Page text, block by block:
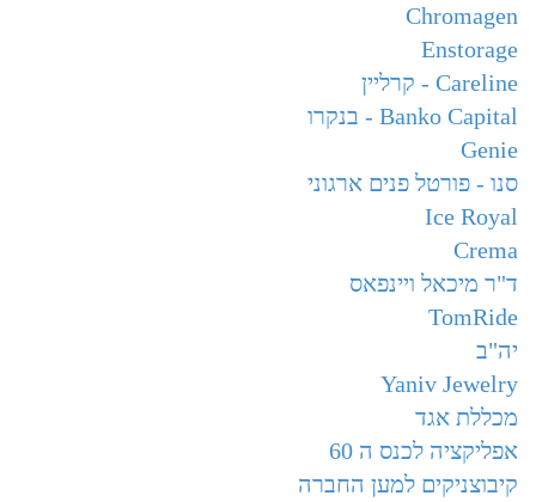
Chromagen
Enstorage
Careline - קרליין
Banko Capital - בנקרו
Genie
סנו - פורטל פנים ארגוני
Ice Royal
Crema
ד"ר מיכאל ויינפאס
TomRide
יה"ב
Yaniv Jewelry
מכללת אגד
אפליקציה לכנס ה 60
קיבוצניקים למען החברה